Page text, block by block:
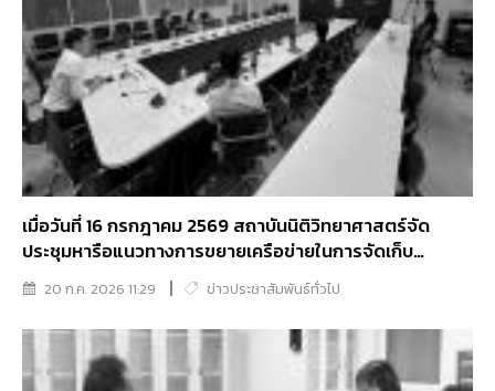
เมื่อวันที่ 16 กรกฎาคม 2569 สถาบันนิติวิทยาศาสตร์จัด
ประชุมหารือแนวทางการขยายเครือข่ายในการจัดเก็บ
ตัวอย่างเพื่อการตรวจพิสูจน์บุคคล
20 ก.ค. 2026 11:29 ข่าวประชาสัมพันธ์ทั่วไป